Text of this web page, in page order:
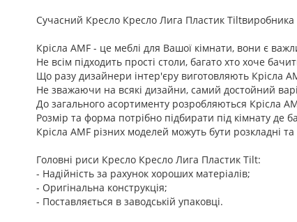
Cучасний Кресло Кресло Лига Пластик
Крісла AMF - це меблі для Вашої кімнати, вони є
Не всім підходить прості столи, багато хто хоче
Що разу дизайнери інтер'єру виготовляють Крісла
Не зважаючи на всякі дизайни, самий достойний
До загального асортименту розробляються Крісла
Розмір та форма потрібно підбирати під кімнату де
Крісла AMF різних моделей можуть бути розкладні
Головні риси Кресло Кресло Лига Пластик Tilt:
- Надійність за рахунок хороших матеріалів;
- Оригінальна конструкція;
- Поставляється в заводській упаковці.